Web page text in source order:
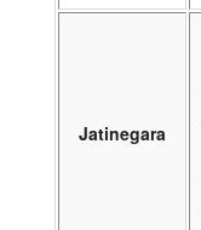
Jatinegara